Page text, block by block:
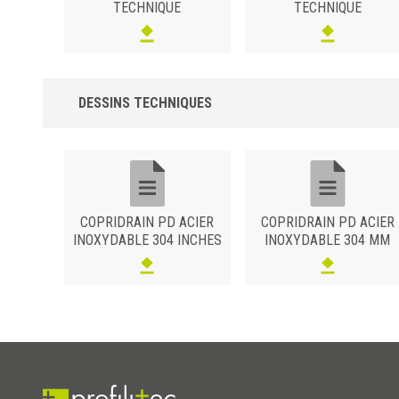
TECHNIQUE
TECHNIQUE
DESSINS TECHNIQUES
COPRIDRAIN PD ACIER
INOXYDABLE 304 INCHES
COPRIDRAIN PD ACIER
INOXYDABLE 304 MM